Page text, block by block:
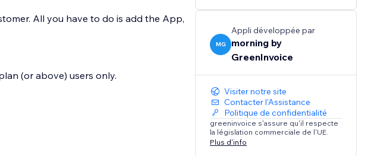
All you have to do is add the App,
(or above) users only.
MG
Appli développée par
morning by
GreenInvoice
Visiter notre site
Contacter l'Assistance
Politique de confidentialité
greeninvoice s'assure qu'il respecte
la législation commerciale de l'UE.
Plus d'info